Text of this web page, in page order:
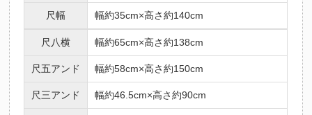
尺幅 幅約35cm×高さ約140cm
尺八横 幅約65cm×高さ約138cm
尺五アンド 幅約58cm×高さ約150cm
尺三アンド 幅約46.5cm×高さ約90cm